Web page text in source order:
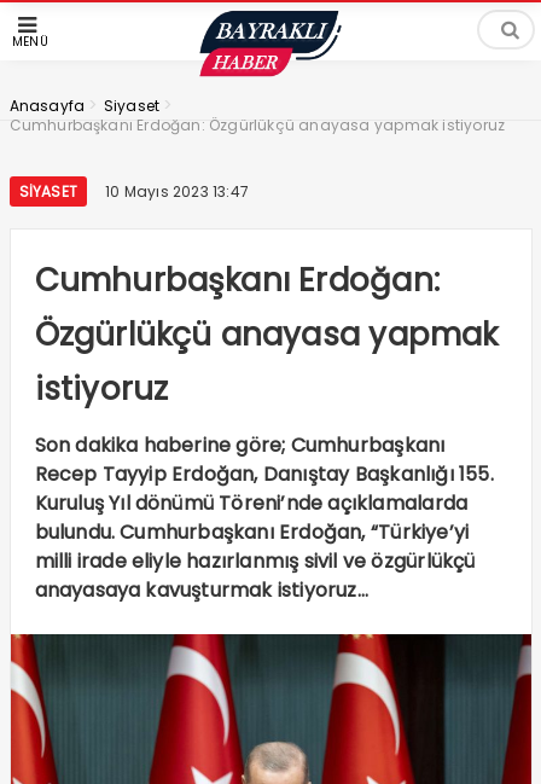
MENÜ
Anasayfa > Siyaset >
Cumhurbaşkanı Erdoğan: Özgürlükçü anayasa yapmak istiyoruz
SIYASET 10 Mayıs 2023 13:47
Cumhurbaşkanı Erdoğan:
Özgürlükçü anayasa yapmak
istiyoruz
Son dakika haberine göre; Cumhurbaşkanı
Recep Tayyip Erdoğan, Danıştay Başkanlığı 155.
Kuruluş Yıl dönümü Töreni’nde açıklamalarda
bulundu. Cumhurbaşkanı Erdoğan, “Türkiye’yi
milli irade eliyle hazırlanmış sivil ve özgürlükçü
anayasaya kavuşturmak istiyoruz…